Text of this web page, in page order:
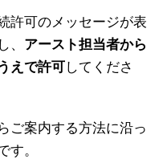
許可のメッセージが表
、 アースト担当者から
えで許可してくださ
ご案内する方法に沿っ
す。